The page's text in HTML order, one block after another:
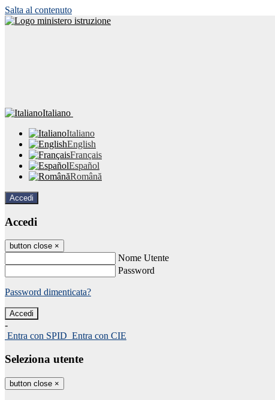
Salta al contenuto
Italiano
Italiano
English
Français
Español
Română
Accedi
Accedi
button close ×
Nome Utente
Password
Password dimenticata?
-
Entra con SPID Entra con CIE
Seleziona utente
button close ×